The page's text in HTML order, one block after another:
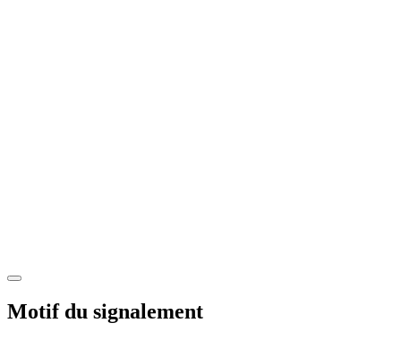
Motif du signalement